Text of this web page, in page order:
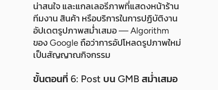
น่าสนใจ และแกลเลอรีภาพที่แสดงหน้าร้าน
ทีมงาน สินค้า หรือบริการในการปฏิบัติงาน
อัปเดตรูปภาพสม่ำเสมอ — Algorithm
ของ Google ถือว่าการอัปโหลดรูปภาพใหม่
เป็นสัญญาณกิจกรรม
ขั้นตอนที่ 6: Post บน GMB สม่ำเสมอ